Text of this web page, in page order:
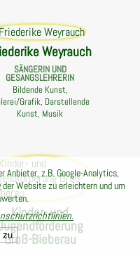
Anbieter, z.B. Google-Analytics,
Website zu erleichtern und um
zu
Weyrauch
SÄNGERIN UND
GESANGSLEHRERIN
Bildende Kunst,
Grafik, Darstellende
Kunst, Musik
Kinder- und
Groß-Bieberau